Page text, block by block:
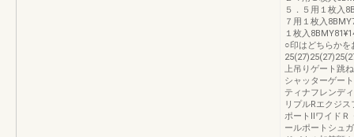
５．５用１枚入
７用１枚入
１枚入
○印はどちらか
上吊りゲート跳
シャッターゲー
ティナフレンデ
リプルRエクジ
ポートⅡワイドＲ
ールポートシュ